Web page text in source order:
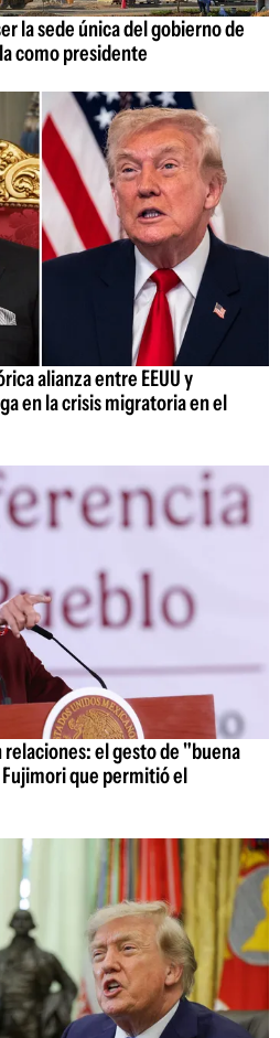
la sede única del gobierno de
como presidente
alianza entre EEUU y
en la crisis migratoria en el
el gesto de "buena
que permitió el